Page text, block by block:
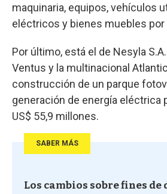
maquinaria, equipos, vehículos
eléctricos y bienes muebles por
Por último, está el de Nesyla
Ventus y la multinacional
construcción de un parque
generación de energía eléctrica
US$ 55,9 millones.
SABER MÁS
Los cambios sobre fines